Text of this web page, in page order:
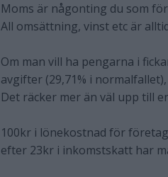
Moms är någonting du som
All omsättning, vinst etc är
Om man vill ha pengarna i
avgifter (29,71% i
Det räcker mer än väl upp till
100kr i lönekostnad för
efter 23kr i inkomstskatt har